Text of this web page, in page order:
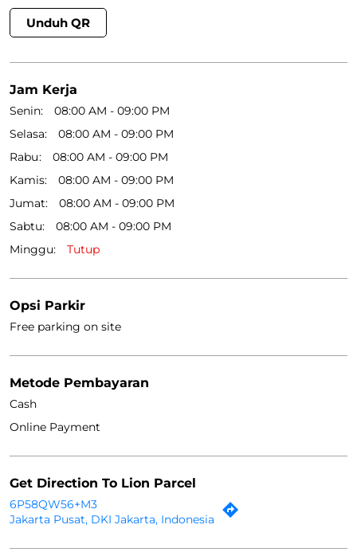
Unduh QR
Jam Kerja
Senin
08:00 AM - 09:00 PM
Selasa
08:00 AM - 09:00 PM
Rabu
08:00 AM - 09:00 PM
Kamis
08:00 AM - 09:00 PM
Jumat
08:00 AM - 09:00 PM
Sabtu
08:00 AM - 09:00 PM
Minggu
Tutup
Opsi Parkir
Free parking on site
Metode Pembayaran
Cash
Online Payment
Get Direction To Lion Parcel
6P58QW56+M3
Jakarta Pusat, DKI Jakarta, Indonesia